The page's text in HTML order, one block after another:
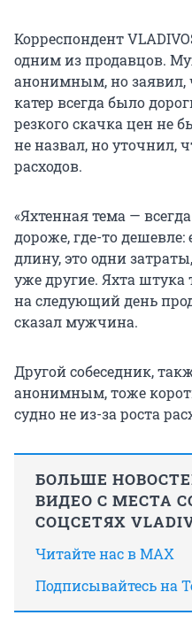
Корреспондент
одним из продавцов.
анонимным, но заявил,
катер всегда было
резкого скачка цен не
не назвал, но уточнил,
расходов.
«Яхтенная тема —
дороже, где-то дешевле:
длину, это одни
уже другие. Яхта штука
на следующий день
сказал мужчина.
Другой собеседник,
анонимным, тоже
судно не из-за роста
БОЛЬШЕ
ВИДЕО С МЕСТА
СОЦСЕТЯХ
Читайте нас в MAX
Подписывайтесь на